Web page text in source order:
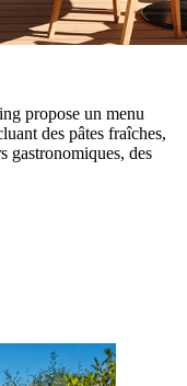
propose un menu
des pâtes fraîches,
gastronomiques, des